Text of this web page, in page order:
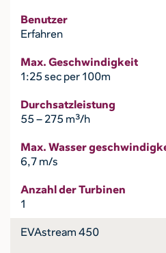
Benutzer
Erfahren
Max. Geschwindigkeit
1:25 sec per 100m
Durchsatzleistung
55 – 275 m³/h
Max. Wasser
6,7 m/s
Anzahl der Turbinen
1
EVAstream 450